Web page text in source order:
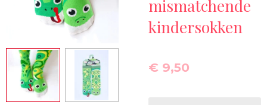
mismatchende
kindersokken
€ 9,50